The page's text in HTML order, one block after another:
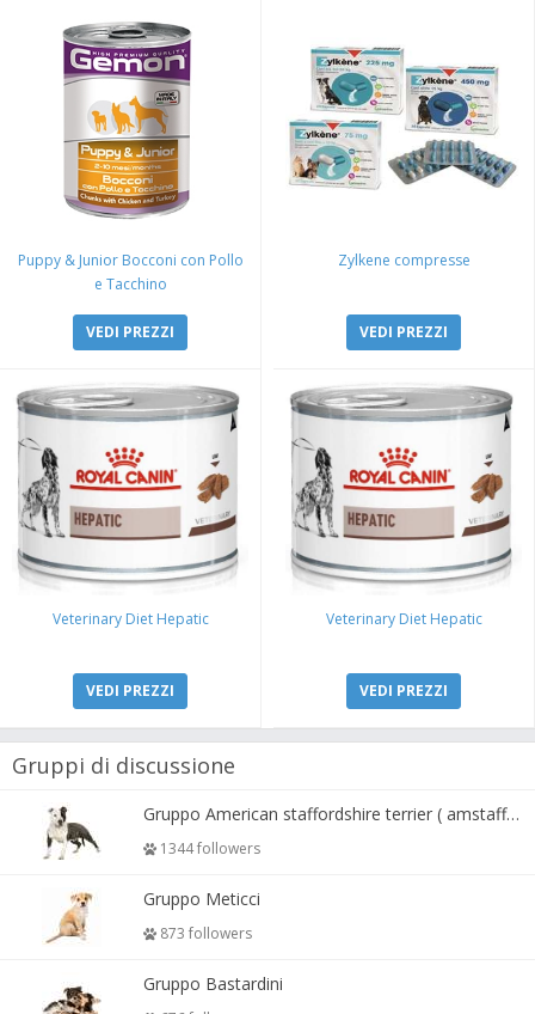
Puppy & Junior Bocconi con Pollo
e Tacchino
VEDI PREZZI
Zylkene compresse
VEDI PREZZI
Veterinary Diet Hepatic
VEDI PREZZI
Veterinary Diet Hepatic
VEDI PREZZI
Gruppi di discussione
Gruppo American staffordshire terrier ( amstaff, amastaff )
1344 followers
Gruppo Meticci
873 followers
Gruppo Bastardini